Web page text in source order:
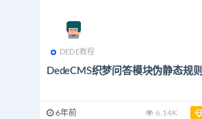
DEDE教程
DedeCMS织梦问答模块伪静态规则
6年前 6.14K